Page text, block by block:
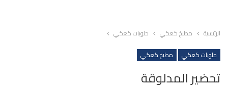
الرئيسية مطبخ كعكي
حلويات كعكي
حلويات كعكي
مطبخ كعكي
تحضير المدلوقة